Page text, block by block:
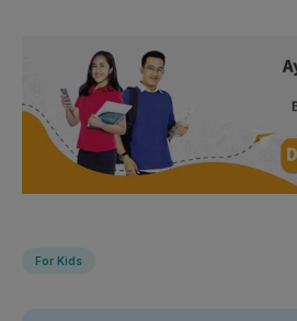
For Kids